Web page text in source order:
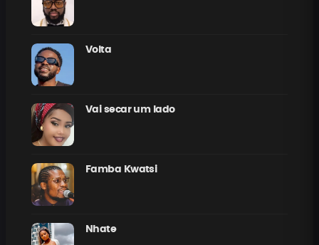
Volta
Vai secar um lado
Famba Kwatsi
Nhate